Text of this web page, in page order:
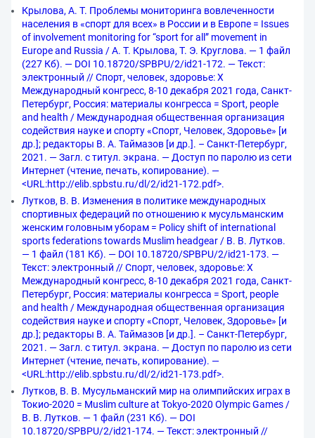
Крылова, А. Т. Проблемы мониторинга вовлеченности
населения в «спорт для всех» в России и в Европе = Issues
of involvement monitoring for “sport for all” movement in
Europe and Russia / А. Т. Крылова, Т. Э. Круглова. — 1 файл
(227 Кб). — DOI 10.18720/SPBPU/2/id21-172. — Текст:
электронный // Спорт, человек, здоровье: X
Международный конгресс, 8-10 декабря 2021 года, Санкт-
Петербург, Россия: материалы конгресса = Sport, people
and health / Международная общественная организация
содействия науке и спорту «Спорт, Человек, Здоровье» [и
др.]; редакторы В. А. Таймазов [и др.]. – Санкт-Петербург,
2021. — Загл. с титул. экрана. — Доступ по паролю из сети
Интернет (чтение, печать, копирование). —
<URL:http://elib.spbstu.ru/dl/2/id21-172.pdf>.
Лутков, В. В. Изменения в политике международных
спортивных федераций по отношению к мусульманским
женским головным уборам = Policy shift of international
sports federations towards Muslim headgear / В. В. Лутков.
— 1 файл (181 Кб). — DOI 10.18720/SPBPU/2/id21-173. —
Текст: электронный // Спорт, человек, здоровье: X
Международный конгресс, 8-10 декабря 2021 года, Санкт-
Петербург, Россия: материалы конгресса = Sport, people
and health / Международная общественная организация
содействия науке и спорту «Спорт, Человек, Здоровье» [и
др.]; редакторы В. А. Таймазов [и др.]. – Санкт-Петербург,
2021. — Загл. с титул. экрана. — Доступ по паролю из сети
Интернет (чтение, печать, копирование). —
<URL:http://elib.spbstu.ru/dl/2/id21-173.pdf>.
Лутков, В. В. Мусульманский мир на олимпийских играх в
Токио-2020 = Muslim culture at Tokyo-2020 Olympic Games /
В. В. Лутков. — 1 файл (231 Кб). — DOI
10.18720/SPBPU/2/id21-174. — Текст: электронный //